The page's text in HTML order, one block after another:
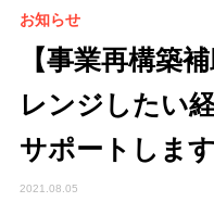
お知らせ
【事業再構築
レンジしたい
サポートします
2021.08.05